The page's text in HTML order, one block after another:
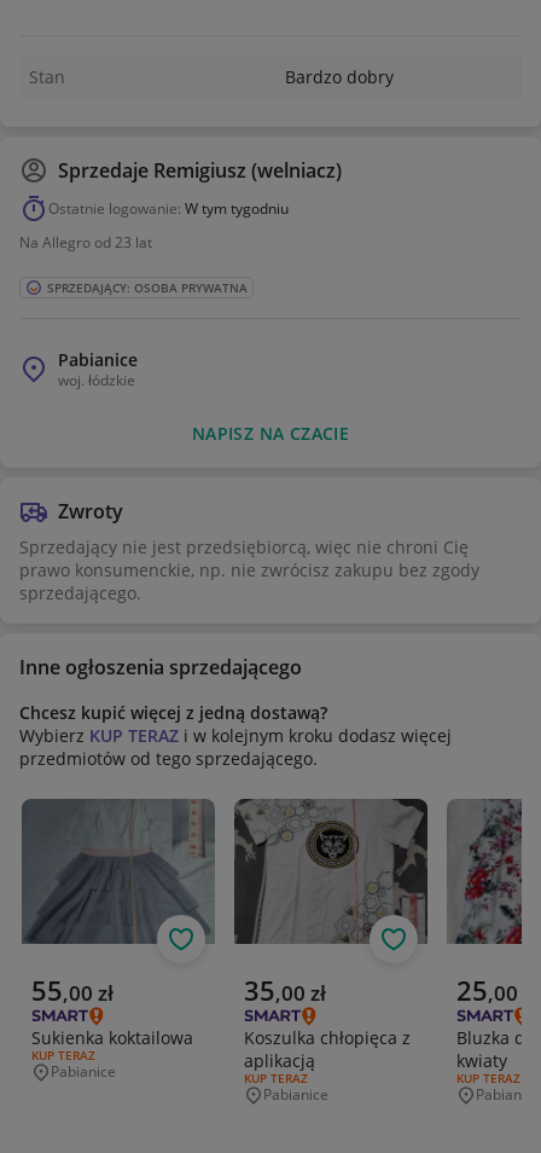
Stan Bardzo dobry
Sprzedaje Remigiusz (welniacz)
Ostatnie logowanie: W tym tygodniu
Na Allegro od 23 lat
SPRZEDAJĄCY: OSOBA PRYWATNA
Pabianice
woj. łódzkie
NAPISZ NA CZACIE
Zwroty
Sprzedający nie jest przedsiębiorcą, więc nie chroni Cię
prawo konsumenckie, np. nie zwrócisz zakupu bez zgody
sprzedającego.
Inne ogłoszenia sprzedającego
Chcesz kupić więcej z jedną dostawą?
Wybierz KUP TERAZ i w kolejnym kroku dodasz więcej
przedmiotów od tego sprzedającego.
Aktualna cena
55,00 zł
Sukienka koktailowa
RODZAJ OFERTY:
KUP TERAZ
Miejscowość
Pabianice
Obserwuj
Aktualna cena
35,00 zł
Koszulka chłopięca z
aplikacją
RODZAJ OFERTY:
KUP TERAZ
Miejscowość
Pabianice
Obserwuj
Aktualna
25,00
Bluzka
kwiaty
RODZAJ
KUP TERAZ
Pabianice